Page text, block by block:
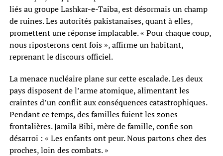
liés au groupe Lashkar-e-Taiba, est désormais un champ
de ruines. Les autorités pakistanaises, quant à elles,
promettent une réponse implacable. « Pour chaque coup,
nous riposterons cent fois », affirme un habitant,
reprenant le discours officiel.
La menace nucléaire plane sur cette escalade. Les deux
pays disposent de l’arme atomique, alimentant les
craintes d’un conflit aux conséquences catastrophiques.
Pendant ce temps, des familles fuient les zones
frontalières. Jamila Bibi, mère de famille, confie son
désarroi : « Les enfants ont peur. Nous partons chez des
proches, loin des combats. »